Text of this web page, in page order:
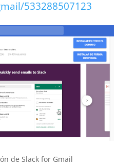
533288507123
de Slack for Gmail